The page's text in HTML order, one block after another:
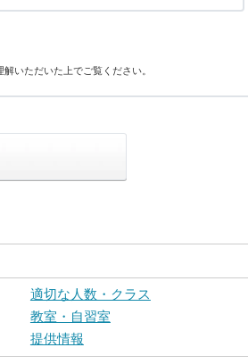
いただいた上でご覧ください。
適切な人数・クラス
教室・自習室
提供情報